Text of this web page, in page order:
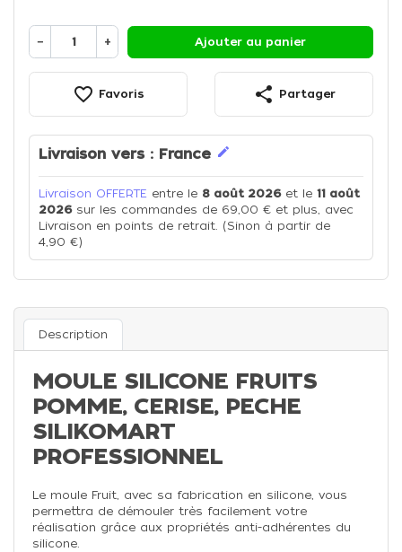
− + Ajouter au panier
favorite_border Favoris share Partager
Livraison vers : France edit
Livraison OFFERTE entre le 8 août 2026et le 11 août
2026sur les commandes de 69,00 € et plus, avec
Livraison en points de retrait. (Sinon à partir de
4,90 €)
Description
MOULE SILICONE FRUITS
POMME, CERISE, PECHE
SILIKOMART
PROFESSIONNEL
Le moule Fruit, avec sa fabrication en silicone, vous
permettra de démouler très facilement votre
réalisation grâce aux propriétés anti-adhérentes du
silicone.